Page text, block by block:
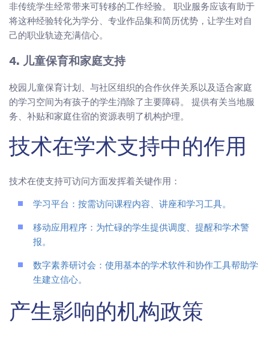
非传统学生经常带来可转移的工作经验。 职业服务应该有助于
将这种经验转化为学分、专业作品集和简历优势，让学生对自
己的职业轨迹充满信心。
4. 儿童保育和家庭支持
校园儿童保育计划、与社区组织的合作伙伴关系以及适合家庭
的学习空间为有孩子的学生消除了主要障碍。 提供有关当地服
务、补贴和家庭住宿的资源表明了机构护理。
技术在学术支持中的作用
技术在使支持可访问方面发挥着关键作用：
学习平台：按需访问课程内容、讲座和学习工具。
移动应用程序：为忙碌的学生提供调度、提醒和学术警
报。
数字素养研讨会：使用基本的学术软件和协作工具帮助学
生建立信心。
产生影响的机构政策